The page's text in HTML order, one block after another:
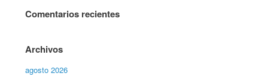
Comentarios recientes
Archivos
agosto 2026